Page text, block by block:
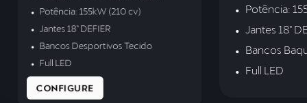
Potência: 155kW (210 cv)
Jantes 18" DEFIER
Bancos Desportivos Tecido
Full LED
CONFIGURE
Potência:
Jantes 18"
Bancos
Full LED